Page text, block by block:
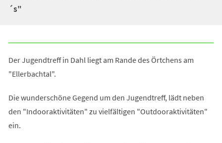
´s"
Der Jugendtreff in Dahl liegt am Rande des Örtchens am
"Ellerbachtal".
Die wunderschöne Gegend um den Jugendtreff, lädt neben
den "Indooraktivitäten" zu vielfältigen "Outdooraktivitäten"
ein.